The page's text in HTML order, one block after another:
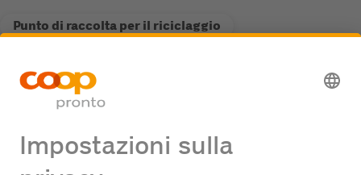
Punto di raccolta per il riciclaggio
Offerte di lavoro